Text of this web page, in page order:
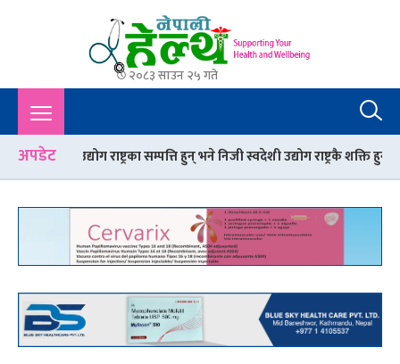
Nepali Health
A Complete Health News Portal From Nepal : Article, Tips,
Sex, Beauty, Policy, Interview, International Health, Nepal
Health,
२०८३ साउन २५ गते
अपडेट
राष्ट्रका सम्पत्ति हुन् भने निजी स्वदेशी उद्योग राष्ट्रकै शक्ति हुन्’ गर्मी